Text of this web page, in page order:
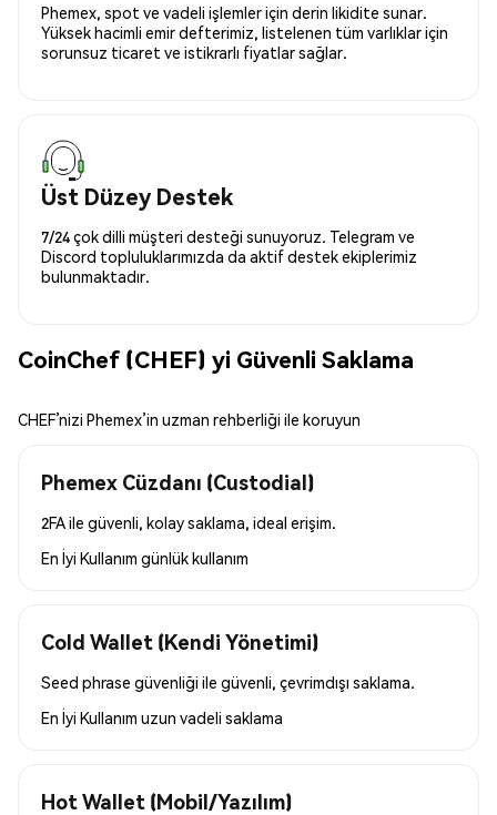
Phemex, spot ve vadeli işlemler için derin likidite sunar.
Yüksek hacimli emir defterimiz, listelenen tüm varlıklar için
sorunsuz ticaret ve istikrarlı fiyatlar sağlar.
Üst Düzey Destek
7/24 çok dilli müşteri desteği sunuyoruz. Telegram ve
Discord topluluklarımızda da aktif destek ekiplerimiz
bulunmaktadır.
CoinChef (CHEF) yi Güvenli Saklama
CHEF’nizi Phemex’in uzman rehberliği ile koruyun
Phemex Cüzdanı (Custodial)
2FA ile güvenli, kolay saklama, ideal erişim.
En İyi Kullanım günlük kullanım
Cold Wallet (Kendi Yönetimi)
Seed phrase güvenliği ile güvenli, çevrimdışı saklama.
En İyi Kullanım uzun vadeli saklama
Hot Wallet (Mobil/Yazılım)